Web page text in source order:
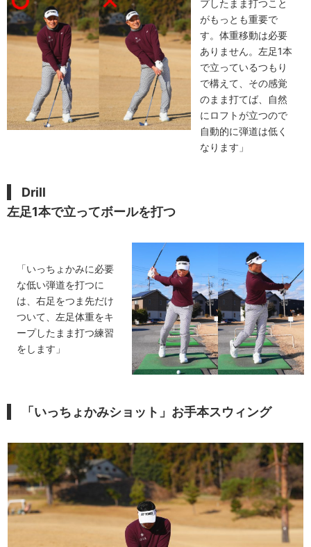
プしたまま打つこと
がもっとも重要で
す。体重移動は必要
ありません。左足1本
で立っているつもり
で構えて、その感覚
のまま打てば、自然
にロフトが立つので
自動的に弾道は低く
なります」
Drill
左足1本で立ってボールを打つ
「いっちょかみに必要
な低い弾道を打つに
は、右足をつま先だけ
ついて、左足体重をキ
ープしたまま打つ練習
をします」
「いっちょかみショット」お手本スウィング